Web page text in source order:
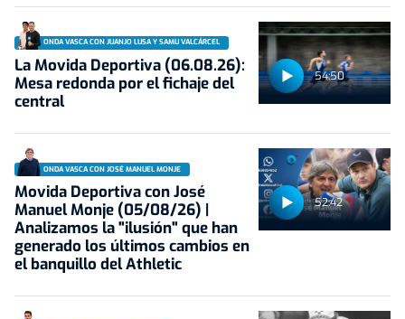
54:50
ONDA VASCA CON JUANJO LUSA Y SAMU VALCÁRCEL
La Movida Deportiva (06.08.26):
Mesa redonda por el fichaje del
central
52:42
ONDA VASCA CON JOSÉ MANUEL MONJE
Movida Deportiva con José
Manuel Monje (05/08/26) |
Analizamos la "ilusión" que han
generado los últimos cambios en
el banquillo del Athletic